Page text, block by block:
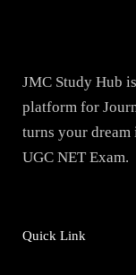
JMC Study Hub
platform for
turns your dream
UGC NET Exam.
Quick Link